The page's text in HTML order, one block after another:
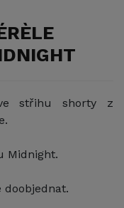
střihu shorty z
Midnight.